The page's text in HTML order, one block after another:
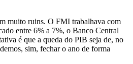
muito ruins. O FMI trabalhava com
entre 6% a 7%, o Banco Central
é que a queda do PIB seja de, no
sim, fechar o ano de forma